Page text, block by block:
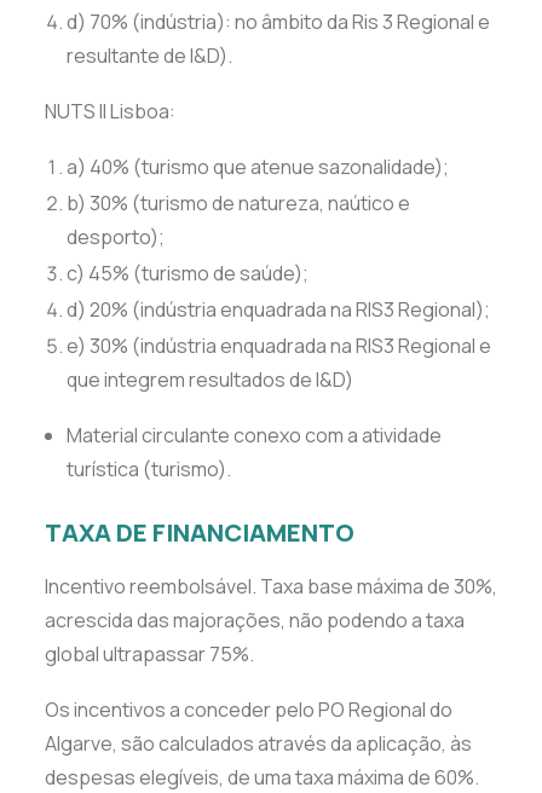
d) 70% (indústria): no âmbito da Ris 3 Regional e
resultante de I&D).
NUTS II Lisboa:
a) 40% (turismo que atenue sazonalidade);
b) 30% (turismo de natureza, naútico e
desporto);
c) 45% (turismo de saúde);
d) 20% (indústria enquadrada na RIS3 Regional);
e) 30% (indústria enquadrada na RIS3 Regional e
que integrem resultados de I&D)
Material circulante conexo com a atividade
turística (turismo).
TAXA DE FINANCIAMENTO
Incentivo reembolsável. Taxa base máxima de 30%,
acrescida das majorações, não podendo a taxa
global ultrapassar 75%.
Os incentivos a conceder pelo PO Regional do
Algarve, são calculados através da aplicação, às
despesas elegíveis, de uma taxa máxima de 60%.